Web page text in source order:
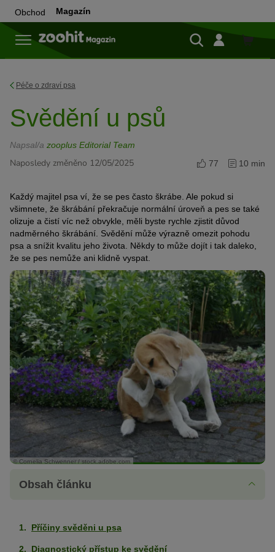
Obchod Magazín
Do
Péče o zdraví psa
Svědění u psů
Napsal/a zooplus Editorial Team
Naposledy změněno 12/05/2025 77 10 min
Každý majitel psa ví, že se pes často škrábe. Ale pokud si
všimnete, že škrábání překračuje normální úroveň a pes se také
olizuje a čistí víc než obvykle, měli byste rychle zjistit důvod
nadměrného škrábání. Svědění může výrazně omezit pohodu
psa a snížit kvalitu jeho života. Někdy to může dojít i tak daleko,
že se pes nemůže ani klidně vyspat.
© Cornelia Schwenner / stock.adobe.com
Obsah článku
Příčiny svěděni u psa
Diagnostický přístup ke svědění